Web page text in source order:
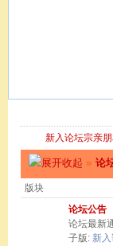
新入论坛宗亲朋
» 论
版块
论坛公告
论坛最新
子版: 新